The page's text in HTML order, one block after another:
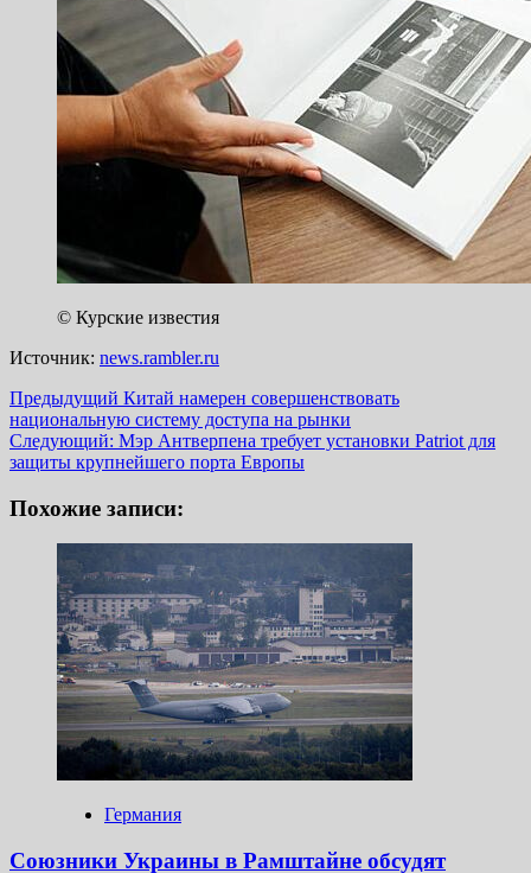
© Курские известия
Источник: news.rambler.ru
Навигация
записи
Предыдущий Китай намерен совершенствовать
национальную систему доступа на рынки
Следующий: Мэр Антверпена требует установки Patriot для
защиты крупнейшего порта Европы
Похожие записи:
Германия
Союзники Украины в Рамштайне обсудят